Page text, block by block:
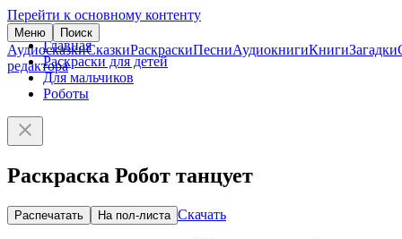
Перейти к основному контенту
Меню Поиск
АудиосказкиСказкиРаскраскиПесниАудиокнигиКнигиЗагадки
редактора
Главная
Раскраски для детей
Для мальчиков
Роботы
Раскраска Робот танцует
Распечатать На пол-листа Скачать